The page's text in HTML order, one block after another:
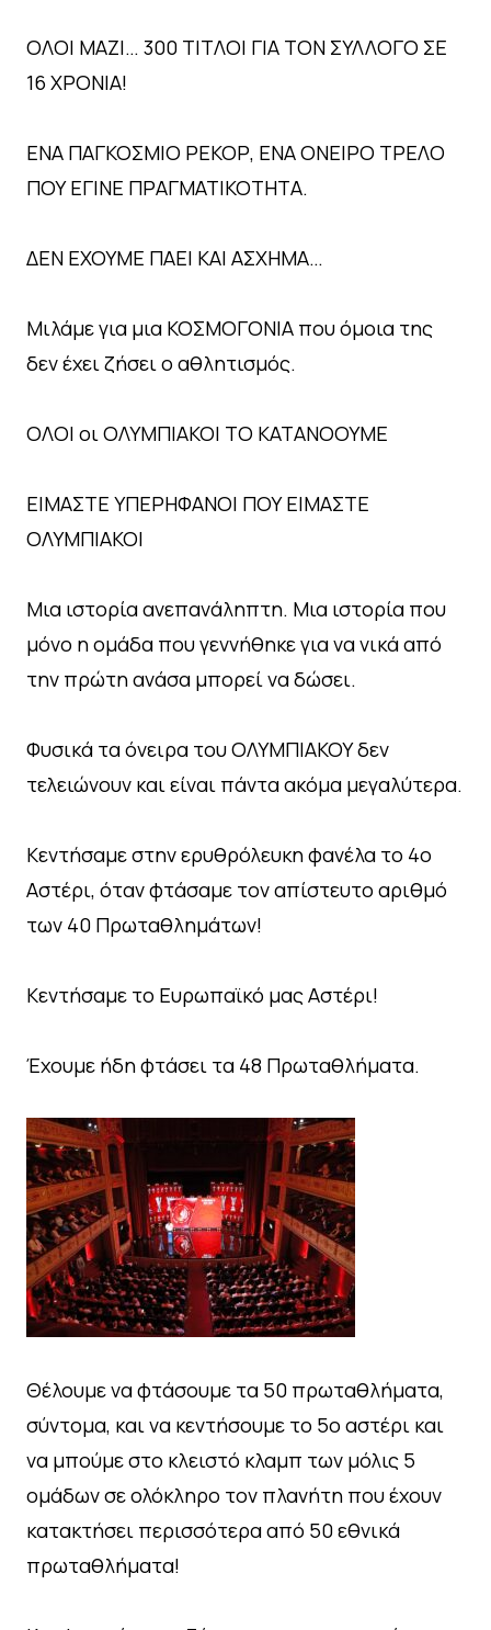
ΟΛΟΙ ΜΑΖΙ… 300 ΤΙΤΛΟΙ ΓΙΑ ΤΟΝ ΣΥΛΛΟΓΟ ΣΕ
16 ΧΡΟΝΙΑ!
ΕΝΑ ΠΑΓΚΟΣΜΙΟ ΡΕΚΟΡ, ΕΝΑ ΟΝΕΙΡΟ ΤΡΕΛΟ
ΠΟΥ ΕΓΙΝΕ ΠΡΑΓΜΑΤΙΚΟΤΗΤΑ.
ΔΕΝ ΕΧΟΥΜΕ ΠΑΕΙ ΚΑΙ ΑΣΧΗΜΑ…
Μιλάμε για μια ΚΟΣΜΟΓΟΝΙΑ που όμοια της
δεν έχει ζήσει ο αθλητισμός.
ΟΛΟΙ οι ΟΛΥΜΠΙΑΚΟΙ ΤΟ ΚΑΤΑΝΟΟΥΜΕ
ΕΙΜΑΣΤΕ ΥΠΕΡΗΦΑΝΟΙ ΠΟΥ ΕΙΜΑΣΤΕ
ΟΛΥΜΠΙΑΚΟΙ
Μια ιστορία ανεπανάληπτη. Μια ιστορία που
μόνο η ομάδα που γεννήθηκε για να νικά από
την πρώτη ανάσα μπορεί να δώσει.
Φυσικά τα όνειρα του ΟΛΥΜΠΙΑΚΟΥ δεν
τελειώνουν και είναι πάντα ακόμα μεγαλύτερα.
Κεντήσαμε στην ερυθρόλευκη φανέλα το 4ο
Αστέρι, όταν φτάσαμε τον απίστευτο αριθμό
των 40 Πρωταθλημάτων!
Κεντήσαμε το Ευρωπαϊκό μας Αστέρι!
Έχουμε ήδη φτάσει τα 48 Πρωταθλήματα.
Θέλουμε να φτάσουμε τα 50 πρωταθλήματα,
σύντομα, και να κεντήσουμε το 5ο αστέρι και
να μπούμε στο κλειστό κλαμπ των μόλις 5
ομάδων σε ολόκληρο τον πλανήτη που έχουν
κατακτήσει περισσότερα από 50 εθνικά
πρωταθλήματα!